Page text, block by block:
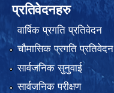
प्रतिवेदनहरु
वार्षिक प्रगति प्रतिवेदन
चौमासिक प्रगति प्रतिवेदन
सार्वजनिक सुनुवाई
सार्वजनिक परीक्षण